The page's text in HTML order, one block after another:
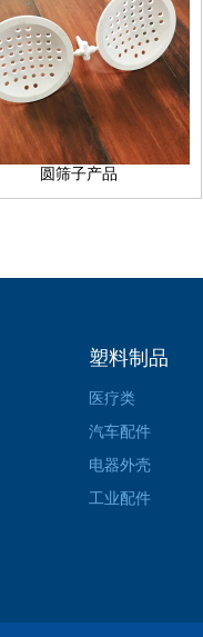
圆筛子产品
塑料制品
医疗类
汽车配件
电器外壳
工业配件